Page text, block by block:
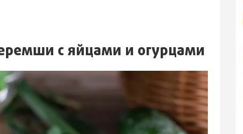
с яйцами и огурцами